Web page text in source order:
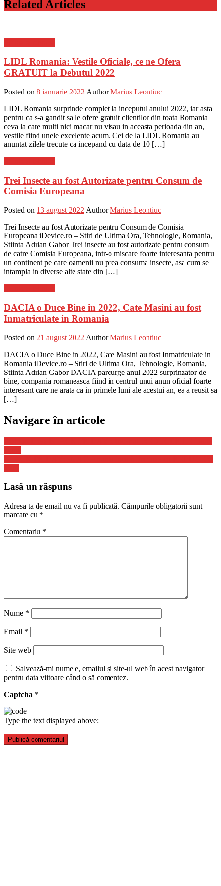
Related Articles
LIDL Romania: Vestile Oficiale, ce ne Ofera
GRATUIT la Debutul 2022
Posted on 8 ianuarie 2022 Author Marius Leontiuc
LIDL Romania surprinde complet la inceputul anului 2022, iar asta
pentru ca s-a gandit sa le ofere gratuit clientilor din toata Romania
ceva la care multi nici macar nu visau in aceasta perioada din an,
vestile fiind unele excelente acum. Cei de la LIDL Romania au
anuntat zilele trecute ca incepand cu data de 10 […]
Trei Insecte au fost Autorizate pentru Consum de
Comisia Europeana
Posted on 13 august 2022 Author Marius Leontiuc
Trei Insecte au fost Autorizate pentru Consum de Comisia
Europeana iDevice.ro – Stiri de Ultima Ora, Tehnologie, Romania,
Stiinta Adrian Gabor Trei insecte au fost autorizate pentru consum
de catre Comisia Europeana, intr-o miscare foarte interesanta pentru
un continent pe care oamenii nu prea consuma insecte, asa cum se
intampla in diverse alte state din […]
DACIA o Duce Bine in 2022, Cate Masini au fost
Inmatriculate in Romania
Posted on 21 august 2022 Author Marius Leontiuc
DACIA o Duce Bine in 2022, Cate Masini au fost Inmatriculate in
Romania iDevice.ro – Stiri de Ultima Ora, Tehnologie, Romania,
Stiinta Adrian Gabor DACIA parcurge anul 2022 surprinzator de
bine, compania romaneasca fiind in centrul unui anun oficial foarte
interesant care ne arata ca in primele luni ale acestui an, ea a reusit sa
[…]
Navigare în articole
Lasă un răspuns
Adresa ta de email nu va fi publicată. Câmpurile obligatorii sunt
marcate cu *
Comentariu *
Nume *
Email *
Site web
Salvează-mi numele, emailul și site-ul web în acest navigator
pentru data viitoare când o să comentez.
Captcha *
Type the text displayed above: